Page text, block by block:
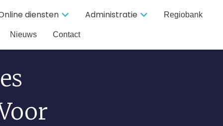
diensten Administratie Regiobank
Nieuws Contact